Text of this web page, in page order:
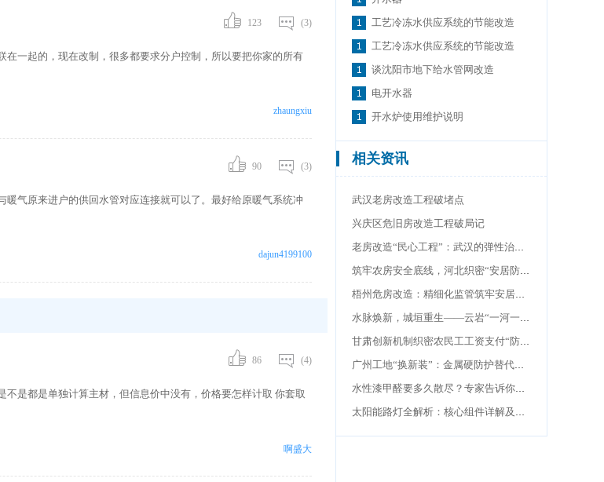
(3)
123
一起的，现在改制，很多都要求分户控制，所以要把你家的所有
zhaungxiu
(3)
90
气原来进户的供回水管对应连接就可以了。最好给原暖气系统冲
dajun4199100
(4)
86
是都是单独计算主材，但信息价中没有，价格要怎样计取 你套取
啊盛大
工艺冷冻水供应系统的节能改造
工艺冷冻水供应系统的节能改造
谈沈阳市地下给水管网改造
电开水器
开水炉使用维护说明
相关资讯
武汉老房改造工程破堵点
兴庆区危旧房改造工程破局记
老房改造“民心工程”：武汉的弹性治理之道
筑牢农房安全底线，河北织密“安居防护网”
梧州危房改造：精细化监管筑牢安居底线
水脉焕新，城垣重生——云岩“一河一道一片”激活老城记忆
甘肃创新机制织密农民工工资支付“防护网”
广州工地“换新装”：金属硬防护替代传统绿网 筑牢安全防线
水性漆甲醛要多久散尽？专家告诉你答案，这个时间很重要
太阳能路灯全解析：核心组件详解及应用优势